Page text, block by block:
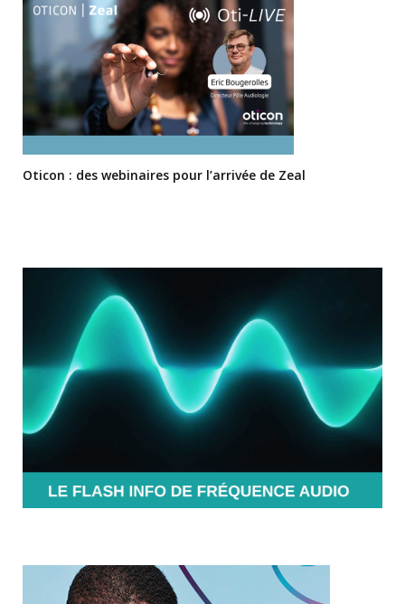
Oticon : des webinaires pour l’arrivée de Zeal